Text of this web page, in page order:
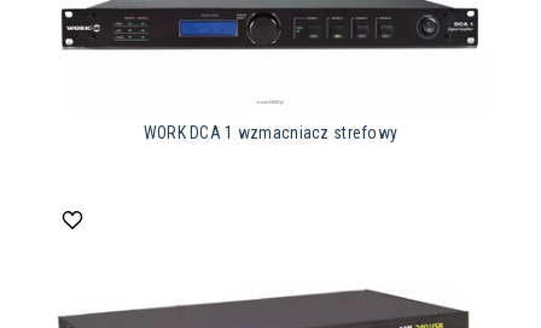
WORK DCA 1 wzmacniacz strefowy